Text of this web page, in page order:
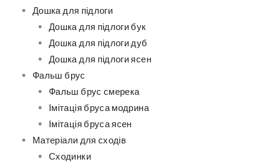
Дошка для підлоги
Дошка для підлоги бук
Дошка для підлоги дуб
Дошка для підлоги ясен
Фальш брус
Фальш брус смерека
Імітація бруса модрина
Імітація бруса ясен
Матеріали для сходів
Сходинки